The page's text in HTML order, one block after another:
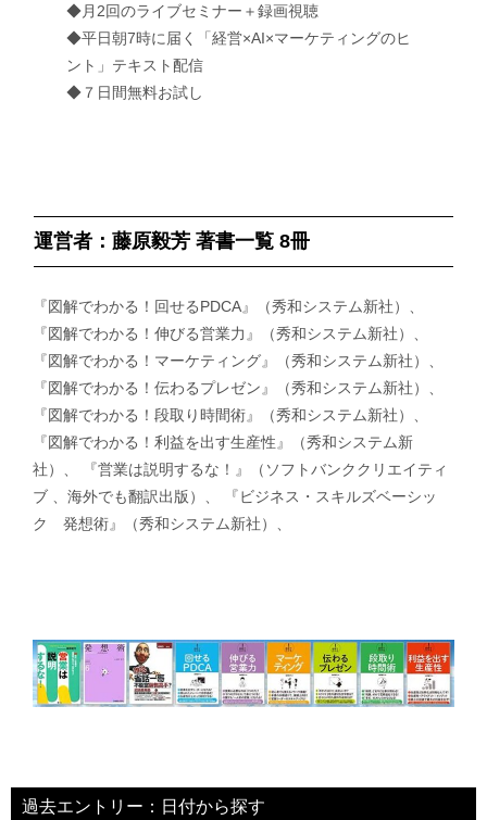
◆月2回のライブセミナー＋録画視聴
◆平日朝7時に届く「経営×AI×マーケティングのヒ
ント」テキスト配信
◆７日間無料お試し
運営者：藤原毅芳 著書一覧 8冊
『図解でわかる！回せるPDCA』（秀和システム新社）、
『図解でわかる！伸びる営業力』（秀和システム新社）、
『図解でわかる！マーケティング』（秀和システム新社）、
『図解でわかる！伝わるプレゼン』（秀和システム新社）、
『図解でわかる！段取り時間術』（秀和システム新社）、
『図解でわかる！利益を出す生産性』（秀和システム新
社）、 『営業は説明するな！』（ソフトバンククリエイティ
ブ 、海外でも翻訳出版）、 『ビジネス・スキルズベーシッ
ク 発想術』（秀和システム新社）、
過去エントリー：日付から探す